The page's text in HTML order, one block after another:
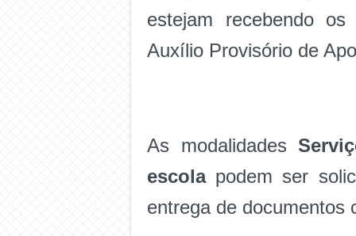
estejam recebendo
Auxílio Provisório de
As modalidades
escolapodem ser
entrega de